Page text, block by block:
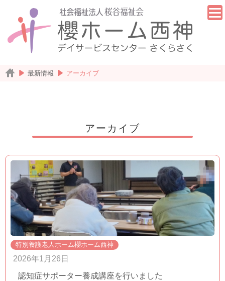
最新情報 アーカイブ
アーカイブ
特別養護老人ホーム櫻ホーム西神
2026年1月26日
認知症サポーター養成講座を行いました